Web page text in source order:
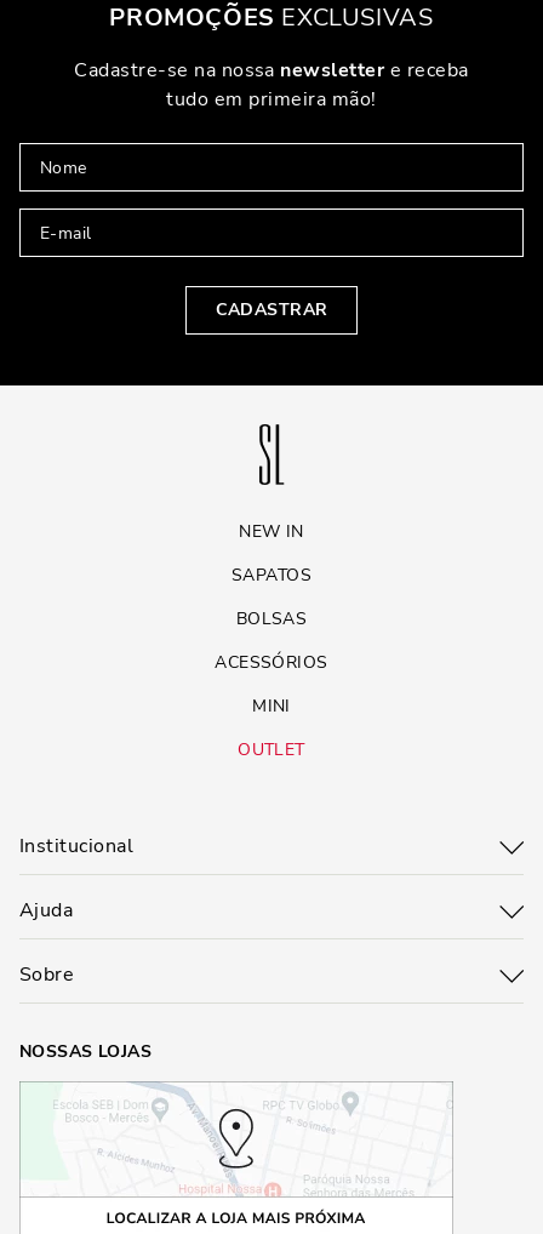
PROMOÇÕES EXCLUSIVAS
Cadastre-se na nossa newslettere receba
tudo em primeira mão!
CADASTRAR
NEW IN
SAPATOS
BOLSAS
ACESSÓRIOS
MINI
OUTLET
Institucional
Ajuda
Sobre
NOSSAS LOJAS